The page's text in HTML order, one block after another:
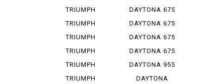
TIGER S...
TRIUMPH
TIGER 12...
TRIUMPH
TIGER 80...
TRIUMPH
TIGER 90...
TRIUMPH
TIGER 90...
TRIUMPH
TRIDENT ...
TRIUMPH
DAYTONA 675
DAYTONA 675
R
DAYTONA 675
R ABS
DAYTONA 675
SE
DAYTONA 955
I
DAYTONA